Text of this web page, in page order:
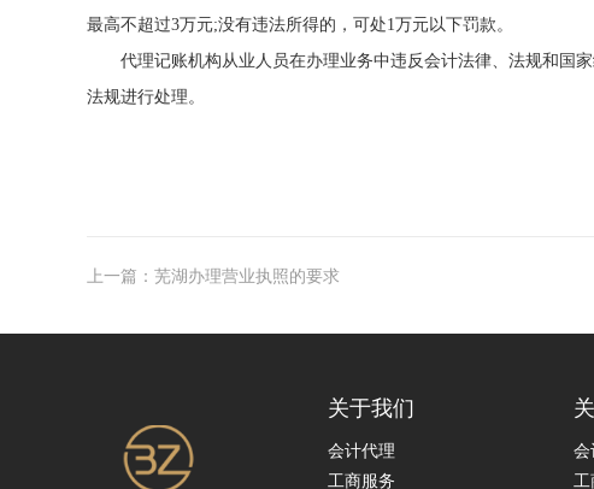
最高不超过3万元;没有违法所得的，可处1万元以下罚款。
代理记账机构从业人员在办理业务中违反会计法律、法规和国
法规进行处理。
上一篇：芜湖办理营业执照的要求
关于我们
会计代理
工商服务
会
工